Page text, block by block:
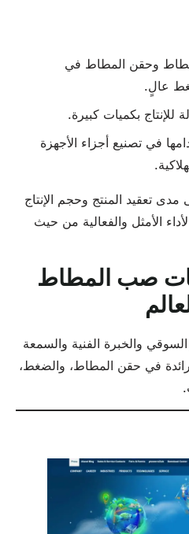
وحقن المطاط في
عالٍ.
للإنتاج بكميات كبيرة.
في تصنيع أجزاء الأجهزة
تعقيد المنتج وحجم الإنتاج
الأمثل والفعالية من حيث
صب المطاط
والخبرة الفنية والسمعة
في حقن المطاط، والضغط،